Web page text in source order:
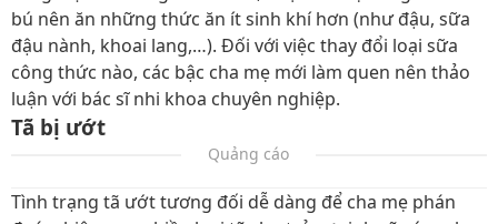
bú nên ăn những thức ăn ít sinh khí hơn (như đậu, sữa
đậu nành, khoai lang,…). Đối với việc thay đổi loại sữa
công thức nào, các bậc cha mẹ mới làm quen nên thảo
luận với bác sĩ nhi khoa chuyên nghiệp.
Tã bị ướt
Quảng cáo
Tình trạng tã ướt tương đối dễ dàng để cha mẹ phán